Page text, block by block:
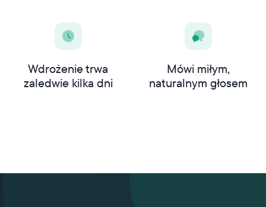
Wdrożenie trwa
zaledwie kilka dni
Mówi miłym,
naturalnym głosem